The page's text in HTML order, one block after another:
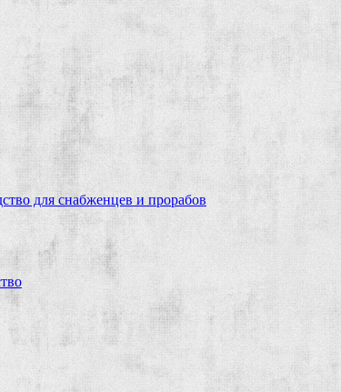
для снабженцев и прорабов